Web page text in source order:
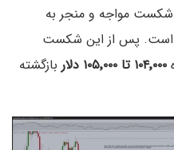
مواجه و منجر به
است. پس از این شکست
۱۰۴٬۰۰۰ تا ۱۰۵٬۰۰۰ دلار
بازگشته